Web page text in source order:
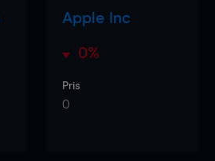
Apple Inc
0%
Pris
0